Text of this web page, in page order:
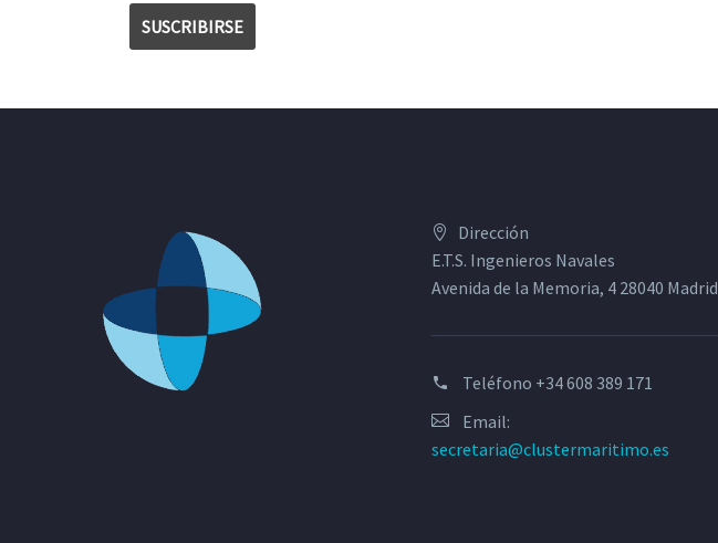
Dirección
E.T.S. Ingenieros Navales
Avenida de la Memoria, 4 28040 Madrid
Teléfono +34 608 389 171
Email:
secretaria@clustermaritimo.es